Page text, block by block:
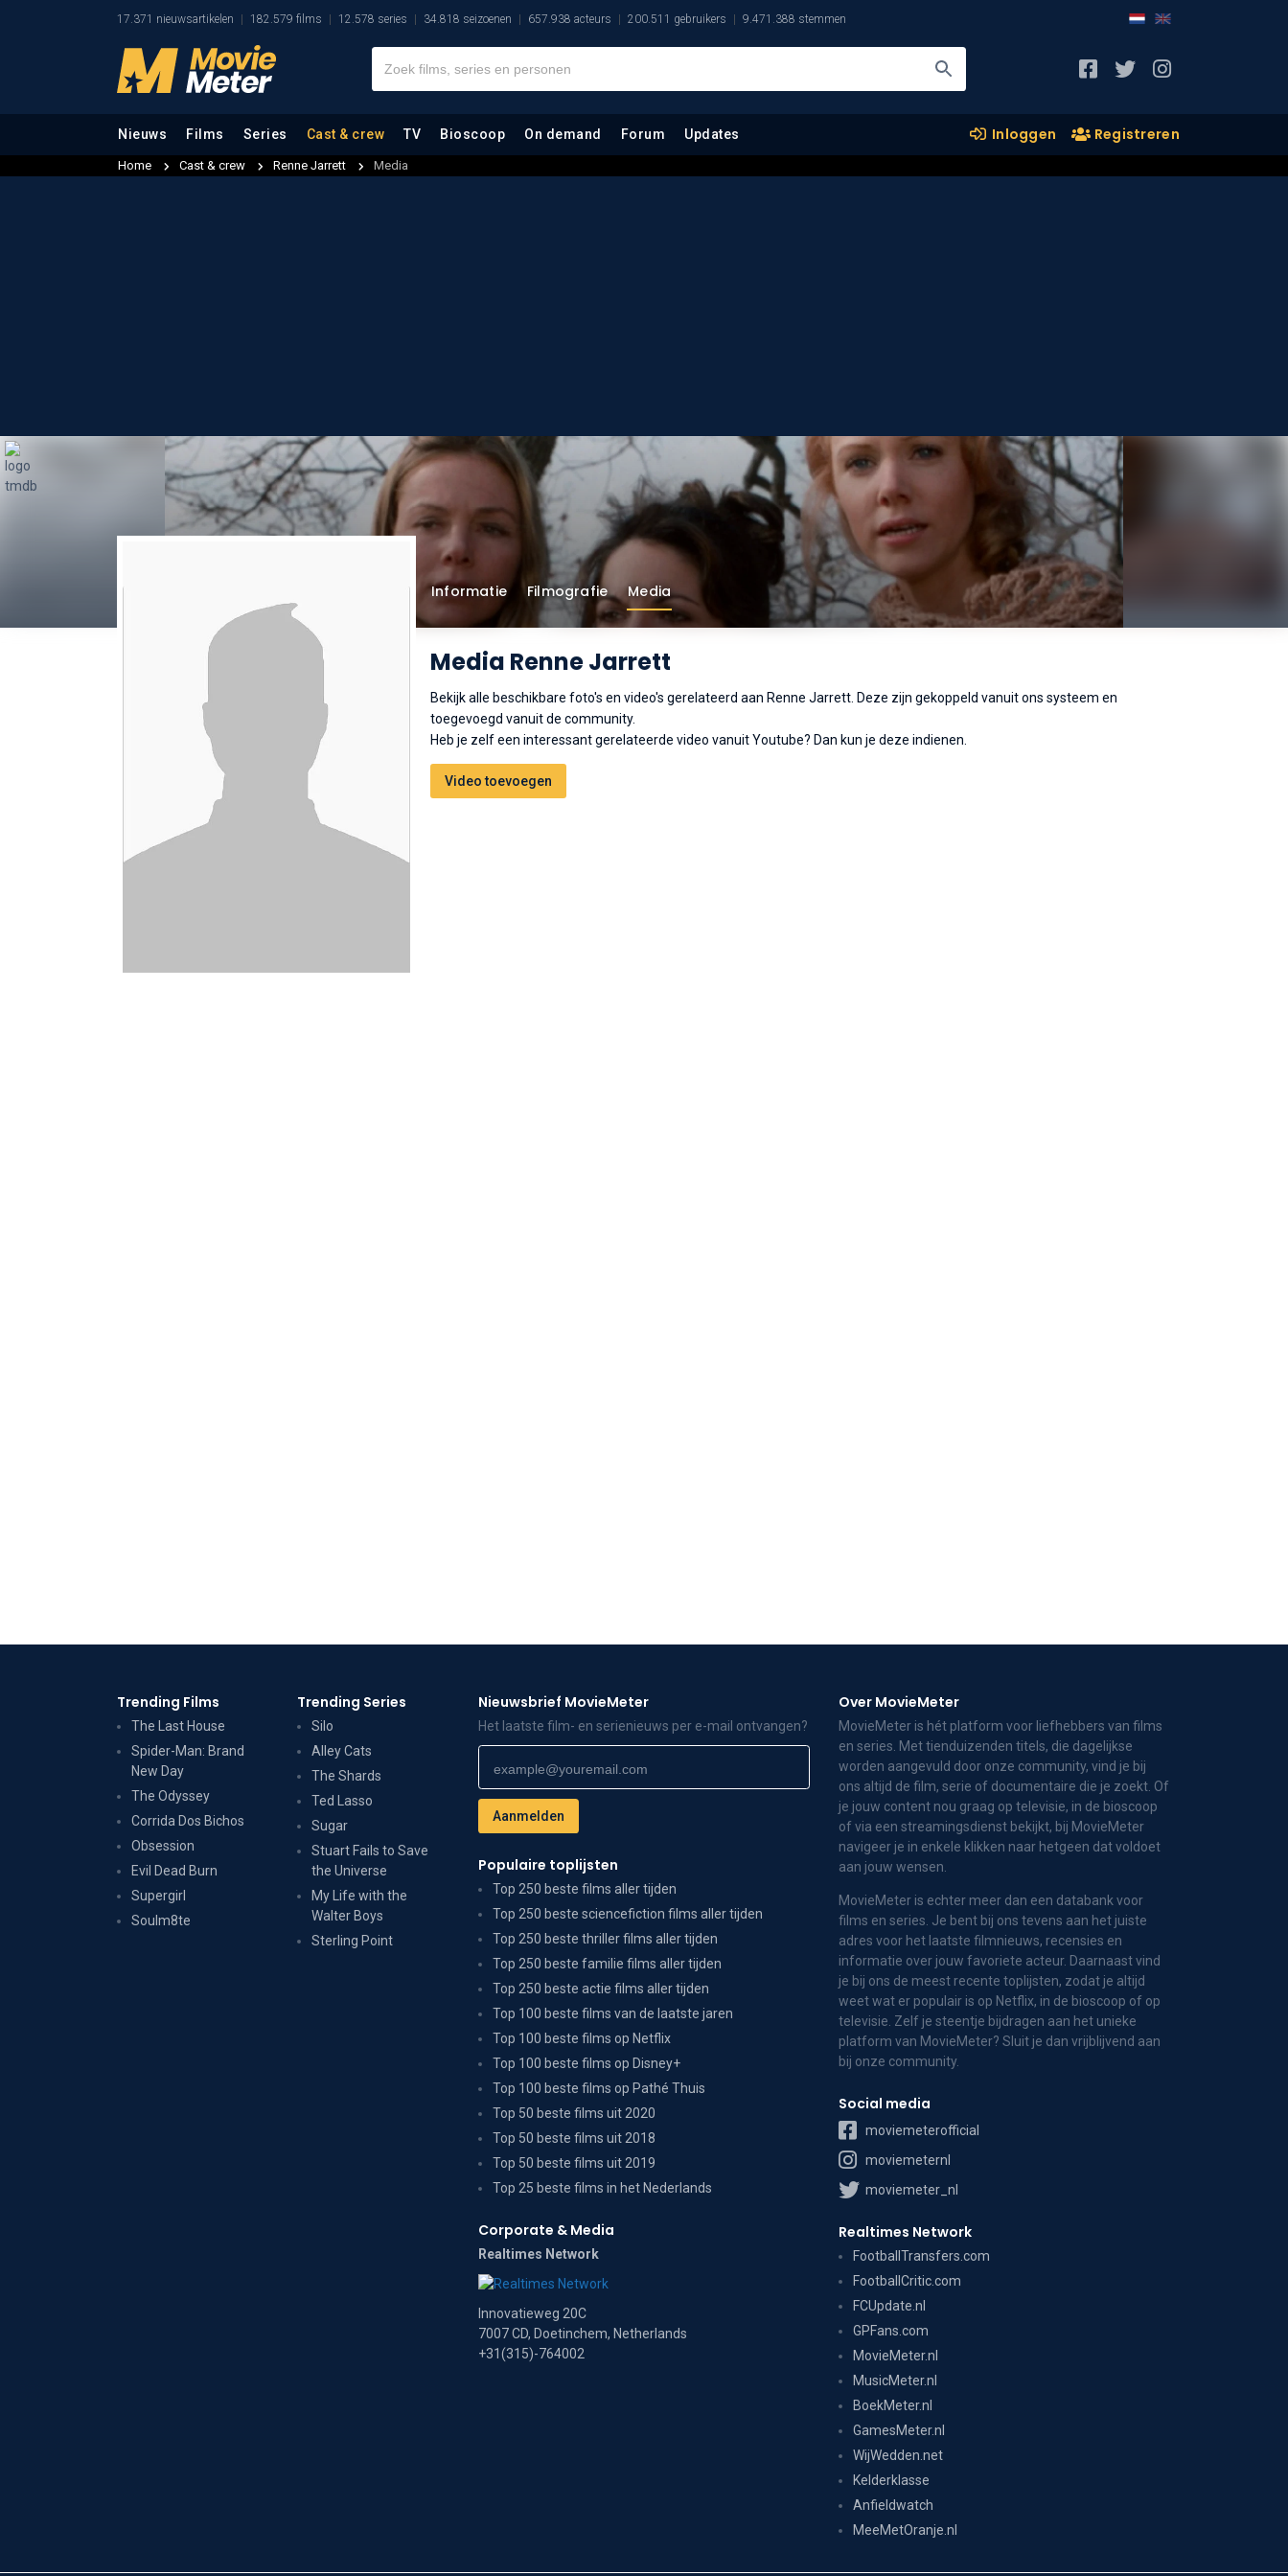
17.371 nieuwsartikelen 182.579 films 12.578 series 34.818 seizoenen 657.938 acteurs 200.511 gebruikers 9.471.388 stemmen
Nieuws Films Series Cast & crew TV Bioscoop On demand Forum Updates Inloggen Registreren
Home Cast & crew Renne Jarrett Media
Informatie Filmografie Media
Media Renne Jarrett
Bekijk alle beschikbare foto's en video's gerelateerd aan Renne Jarrett. Deze zijn gekoppeld vanuit ons systeem en
toegevoegd vanuit de community.
Heb je zelf een interessant gerelateerde video vanuit Youtube? Dan kun je deze indienen.
Video toevoegen
Trending Films
The Last House
Spider-Man: Brand
New Day
The Odyssey
Corrida Dos Bichos
Obsession
Evil Dead Burn
Supergirl
Soulm8te
Trending Series
Silo
Alley Cats
The Shards
Ted Lasso
Sugar
Stuart Fails to Save
the Universe
My Life with the
Walter Boys
Sterling Point
Nieuwsbrief MovieMeter
Het laatste film- en serienieuws per e-mail ontvangen?
Populaire toplijsten
Top 250 beste films aller tijden
Top 250 beste sciencefiction films aller tijden
Top 250 beste thriller films aller tijden
Top 250 beste familie films aller tijden
Top 250 beste actie films aller tijden
Top 100 beste films van de laatste jaren
Top 100 beste films op Netflix
Top 100 beste films op Disney+
Top 100 beste films op Pathé Thuis
Top 50 beste films uit 2020
Top 50 beste films uit 2018
Top 50 beste films uit 2019
Top 25 beste films in het Nederlands
Corporate & Media
Realtimes Network
Innovatieweg 20C
7007 CD, Doetinchem, Netherlands
+31(315)-764002
Over MovieMeter
MovieMeter is hét platform voor liefhebbers van films
en series. Met tienduizenden titels, die dagelijkse
worden aangevuld door onze community, vind je bij
ons altijd de film, serie of documentaire die je zoekt. Of
je jouw content nou graag op televisie, in de bioscoop
of via een streamingsdienst bekijkt, bij MovieMeter
navigeer je in enkele klikken naar hetgeen dat voldoet
aan jouw wensen.
MovieMeter is echter meer dan een databank voor
films en series. Je bent bij ons tevens aan het juiste
adres voor het laatste filmnieuws, recensies en
informatie over jouw favoriete acteur. Daarnaast vind
je bij ons de meest recente toplijsten, zodat je altijd
weet wat er populair is op Netflix, in de bioscoop of op
televisie. Zelf je steentje bijdragen aan het unieke
platform van MovieMeter? Sluit je dan vrijblijvend aan
bij onze community.
Social media
moviemeterofficial
moviemeternl
moviemeter_nl
Realtimes Network
FootballTransfers.com
FootballCritic.com
FCUpdate.nl
GPFans.com
MovieMeter.nl
MusicMeter.nl
BoekMeter.nl
GamesMeter.nl
WijWedden.net
Kelderklasse
Anfieldwatch
MeeMetOranje.nl